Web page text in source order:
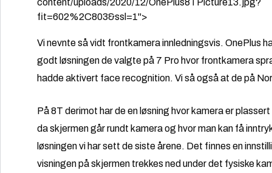
content/uploads/2020/12/OnePlus8TPicture13.jpg?
fit=602%2C803&ssl=1">
Vi nevnte så vidt frontkamera innledningsvis. OnePlus
godt løsningen de valgte på 7 Pro hvor frontkamera
hadde aktivert face recognition. Vi så også at de på
På 8T derimot har de en løsning hvor kamera er
da skjermen går rundt kamera og hvor man kan få
løsningen vi har sett de siste årene. Det finnes en
visningen på skjermen trekkes ned under det fysiske